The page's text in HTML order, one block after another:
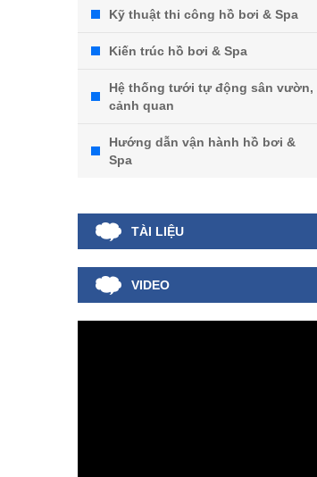
Kỹ thuật thi công hồ bơi & Spa
Kiến trúc hồ bơi & Spa
Hệ thống tưới tự động sân vườn,
cảnh quan
Hướng dẫn vận hành hồ bơi &
Spa
TÀI LIỆU
VIDEO